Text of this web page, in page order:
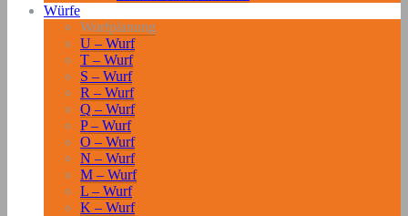
Würfe
Wurfplanung
U – Wurf
T – Wurf
S – Wurf
R – Wurf
Q – Wurf
P – Wurf
O – Wurf
N – Wurf
M – Wurf
L – Wurf
K – Wurf